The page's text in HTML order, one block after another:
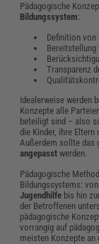
Pädagogische
Bildungssystem:
Definition von
Bereitstellung
Transparenz
Idealerweise werden
Konzepte alle
beteiligt sind – also
die Kinder, ihre Eltern
Außerdem sollte das
angepasst werden.
Pädagogische
Bildungssystems: von
Jugendhilfe bis hin
der Betroffenen
pädagogische
vorrangig auf
meisten Konzepte an